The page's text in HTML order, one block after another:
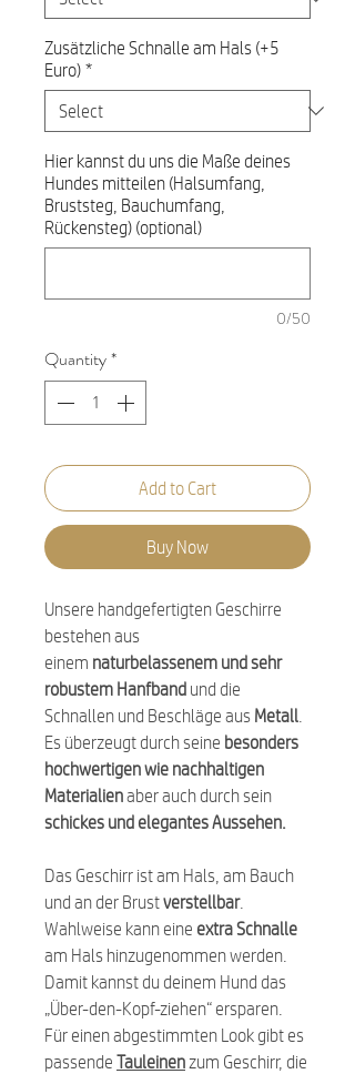
Zusätzliche Schnalle am Hals (+5
Euro) *
Hier kannst du uns die Maße deines
Hundes mitteilen (Halsumfang,
Bruststeg, Bauchumfang,
Rückensteg) (optional)
0/50
Quantity*
Add to Cart
Buy Now
Unsere handgefertigten Geschirre
bestehen aus
einem naturbelassenem und sehr
robustem Hanfband und die
Schnallen und Beschläge aus Metall
Es überzeugt durch seine besonders
hochwertigen wie nachhaltigen
Materialienaber auch durch sein
schickes und elegantes Aussehen.
Das Geschirr ist am Hals, am Bauch
und an der Brustverstellbar.
Wahlweise kann eine extra Schnalle
am Hals hinzugenommen werden.
Damit kannst du deinem Hund das
„Über-den-Kopf-ziehen“ ersparen.
Für einen abgestimmten Look gibt es
passende Tauleinen zum Geschirr, die